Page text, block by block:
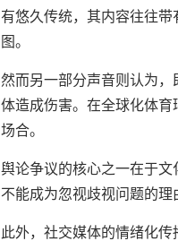
有悠久传统，其内容往往
图。
然而另一部分声音则认为
体造成伤害。在全球化体
场合。
舆论争议的核心之一在于
不能成为忽视歧视问题的理
此外，社交媒体的情绪化